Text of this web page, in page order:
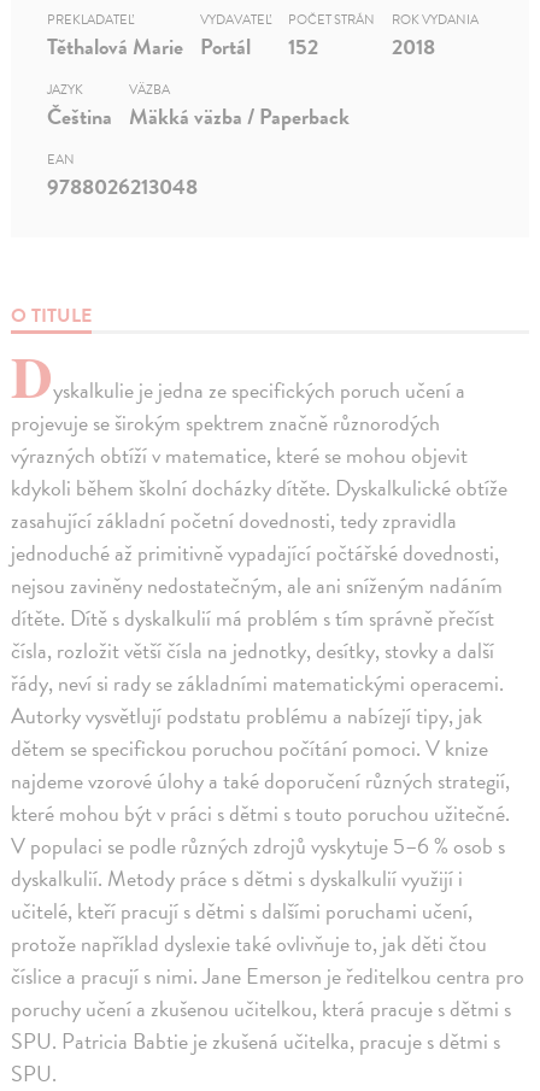
O TITULE
Dyskalkulie je jedna ze specifických poruch učení a
projevuje se širokým spektrem značně různorodých
výrazných obtíží v matematice, které se mohou objevit
kdykoli během školní docházky dítěte. Dyskalkulické obtíže
zasahující základní početní dovednosti, tedy zpravidla
jednoduché až primitivně vypadající počtářské dovednosti,
nejsou zaviněny nedostatečným, ale ani sníženým nadáním
dítěte. Dítě s dyskalkulií má problém s tím správně přečíst
čísla, rozložit větší čísla na jednotky, desítky, stovky a další
řády, neví si rady se základními matematickými operacemi.
Autorky vysvětlují podstatu problému a nabízejí tipy, jak
dětem se specifickou poruchou počítání pomoci. V knize
najdeme vzorové úlohy a také doporučení různých strategií,
které mohou být v práci s dětmi s touto poruchou užitečné.
V populaci se podle různých zdrojů vyskytuje 5–6 % osob s
dyskalkulií. Metody práce s dětmi s dyskalkulií využijí i
učitelé, kteří pracují s dětmi s dalšími poruchami učení,
protože například dyslexie také ovlivňuje to, jak děti čtou
číslice a pracují s nimi. Jane Emerson je ředitelkou centra pro
poruchy učení a zkušenou učitelkou, která pracuje s dětmi s
SPU. Patricia Babtie je zkušená učitelka, pracuje s dětmi s
SPU.
PREKLADATEĽ
Těthalová Marie
VYDAVATEĽ
Portál
POČET STRÁN
152
ROK VYDANIA
2018
JAZYK
Čeština
VÄZBA
Mäkká väzba / Paperback
EAN
9788026213048